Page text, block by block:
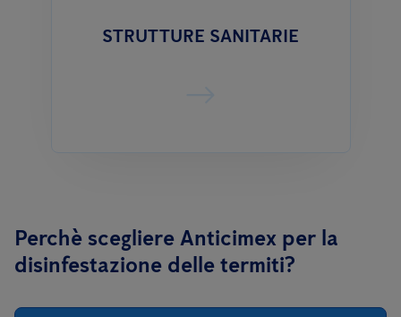
STRUTTURE SANITARIE
Perchè scegliere Anticimex per la
disinfestazione delle termiti?